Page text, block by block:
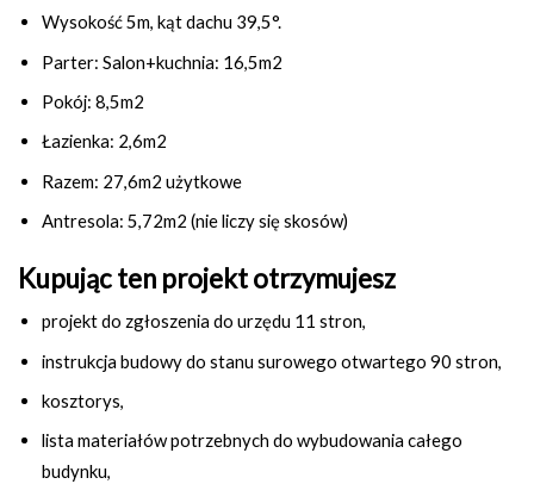
Wysokość 5m, kąt dachu 39,5°.
Parter: Salon+kuchnia: 16,5m2
Pokój: 8,5m2
Łazienka: 2,6m2
Razem: 27,6m2 użytkowe
Antresola: 5,72m2 (nie liczy się skosów)
Kupując ten projekt otrzymujesz
projekt do zgłoszenia do urzędu 11 stron,
instrukcja budowy do stanu surowego otwartego 90 stron,
kosztorys,
lista materiałów potrzebnych do wybudowania całego
budynku,